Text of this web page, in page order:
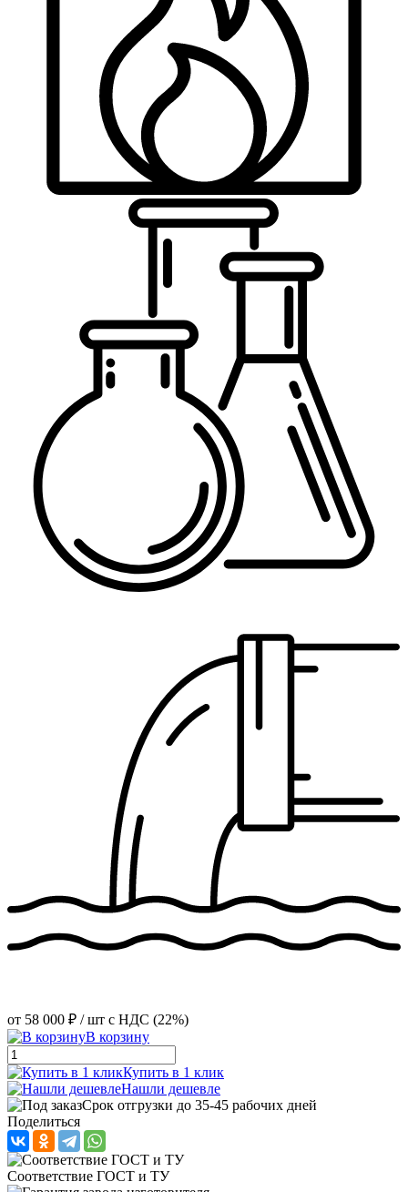
от 58 000 ₽ / шт с НДС (22%)
В корзину
Купить в 1 клик
Нашли дешевле
Срок отгрузки до 35-45 рабочих дней
Поделиться
Соответствие ГОСТ и ТУ